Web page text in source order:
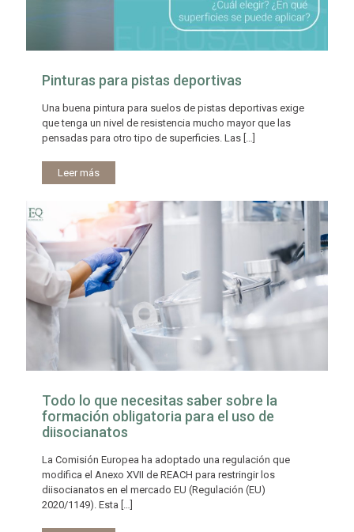
Pinturas para pistas deportivas
Una buena pintura para suelos de pistas deportivas exige
que tenga un nivel de resistencia mucho mayor que las
pensadas para otro tipo de superficies. Las […]
Leer más
Todo lo que necesitas saber sobre la
formación obligatoria para el uso de
diisocianatos
La Comisión Europea ha adoptado una regulación que
modifica el Anexo XVII de REACH para restringir los
diisocianatos en el mercado EU (Regulación (EU)
2020/1149). Esta […]